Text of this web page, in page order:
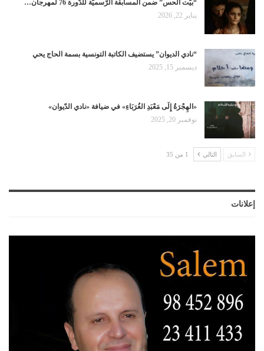
“بيّت الحس” ضمن المسابقة الرّسميّة للدّورة 76 لمهرجان…
يناير 22, 2026
“نادي الديوان” يستضيف الكاتبة التونسية بسمة الحاج يحي
ديسمبر 15, 2025
«الهِجْرَةُ إِلَى مَعْبَدِ الغُرَبَاءِ» في ضيافة «نادي الدّيوان»
نوفمبر 20, 2025
السابق التالي 1 من 35
إعلانات